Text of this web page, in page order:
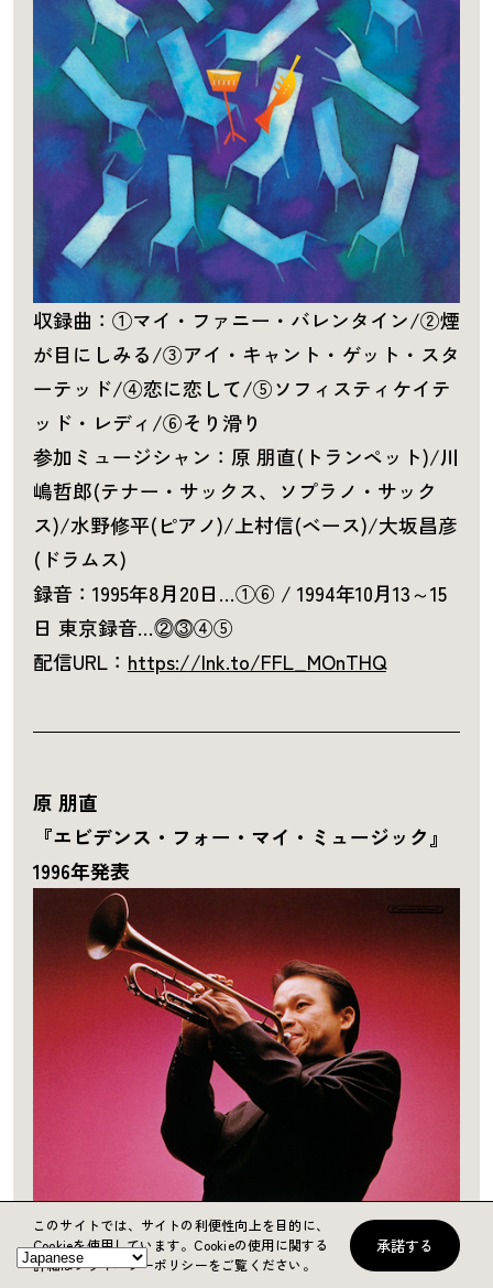
収録曲：①マイ・ファニー・バレンタイン/②煙
が目にしみる/③アイ・キャント・ゲット・スタ
ーテッド/④恋に恋して/⑤ソフィスティケイテ
ッド・レディ/⑥そり滑り
参加ミュージシャン：原 朋直(トランペット)/川
嶋哲郎(テナー・サックス、ソプラノ・サック
ス)/水野修平(ピアノ)/上村信(ベース)/大坂昌彦
(ドラムス)
録音：1995年8月20日…①⑥ / 1994年10月13～15
日 東京録音…⓶⓷④⑤
配信URL： https://lnk.to/FFL_MOnTHQ
原 朋直
『エビデンス・フォー・マイ・ミュージック』
1996年発表
このサイトでは、サイトの利便性向上を目的に、
Cookieを使用しています。Cookieの使用に関する
詳細はプライバシーポリシーをご覧ください。
承諾する